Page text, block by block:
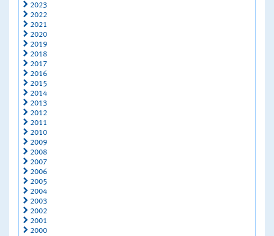
2023
2022
2021
2020
2019
2018
2017
2016
2015
2014
2013
2012
2011
2010
2009
2008
2007
2006
2005
2004
2003
2002
2001
2000